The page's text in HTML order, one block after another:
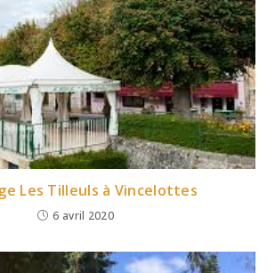
Les Tilleuls à Vincelottes
6 avril 2020